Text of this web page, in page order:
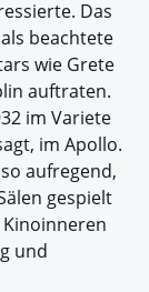
Das
beachtete
wie Grete
auftraten.
im Variete
im Apollo.
aufregend,
gespielt
und